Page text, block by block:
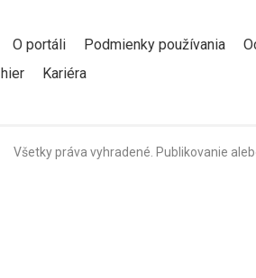
O portáli Podmienky používania
Kariéra
Všetky práva vyhradené. Publikovanie